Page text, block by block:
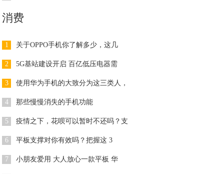
消费
1 关于OPPO手机你了解多少，这几
2 5G基站建设开启 百亿低压电器需
3 使用华为手机的大致分为这三类人，
4 那些慢慢消失的手机功能
5 疫情之下，花呗可以暂时不还吗？支
6 平板支撑对你有效吗？把握这 3
7 小朋友爱用 大人放心一款平板 华